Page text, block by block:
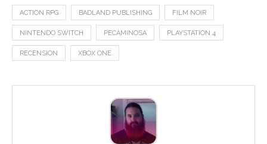
ACTION RPG BADLAND PUBLISHING FILM NOIR
NINTENDO SWITCH PECAMINOSA PLAYSTATION 4
RECENSION XBOX ONE